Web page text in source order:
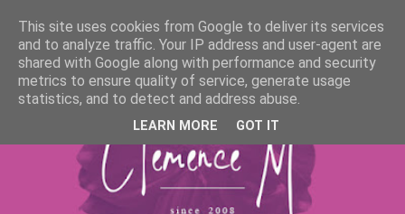
This site uses cookies from Google to deliver its services
and to analyze traffic. Your IP address and user-agent are
shared with Google along with performance and security
metrics to ensure quality of service, generate usage
statistics, and to detect and address abuse.
LEARN MORE GOT IT